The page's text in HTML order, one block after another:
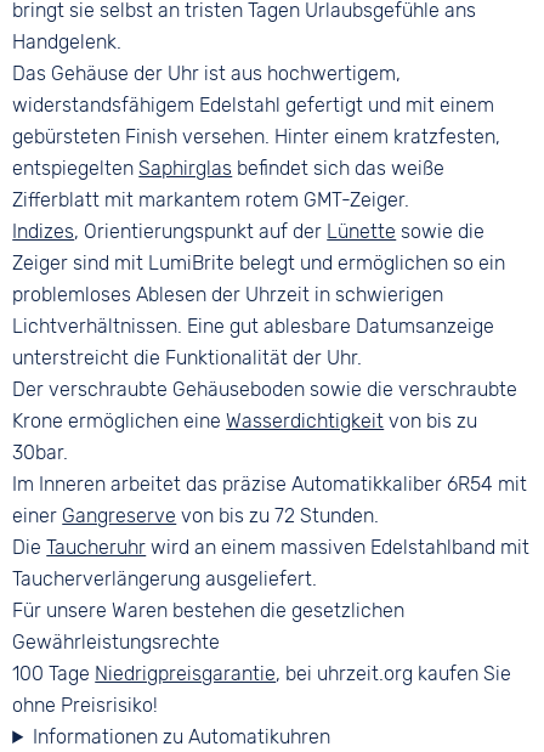
bringt sie selbst an tristen Tagen Urlaubsgefühle ans
Handgelenk.
Das Gehäuse der Uhr ist aus hochwertigem,
widerstandsfähigem Edelstahl gefertigt und mit einem
gebürsteten Finish versehen. Hinter einem kratzfesten,
entspiegeltenSaphirglas befindet sich das weiße
Zifferblatt mit markantem rotem GMT-Zeiger.
Indizes, Orientierungspunkt auf der Lünette sowie die
Zeiger sind mit LumiBrite belegt und ermöglichen so ein
problemloses Ablesen der Uhrzeit in schwierigen
Lichtverhältnissen. Eine gut ablesbare Datumsanzeige
unterstreicht die Funktionalität der Uhr.
Der verschraubte Gehäuseboden sowie die verschraubte
Krone ermöglichen eineWasserdichtigkeit von bis zu
30bar.
Im Inneren arbeitet das präzise Automatikkaliber 6R54 mit
einer Gangreserve von bis zu 72 Stunden.
DieTaucheruhr wird an einem massiven Edelstahlband mit
Taucherverlängerung ausgeliefert.
Für unsere Waren bestehen die gesetzlichen
Gewährleistungsrechte
100 Tage Niedrigpreisgarantie, bei uhrzeit.org kaufen Sie
ohne Preisrisiko!
Informationen zu Automatikuhren